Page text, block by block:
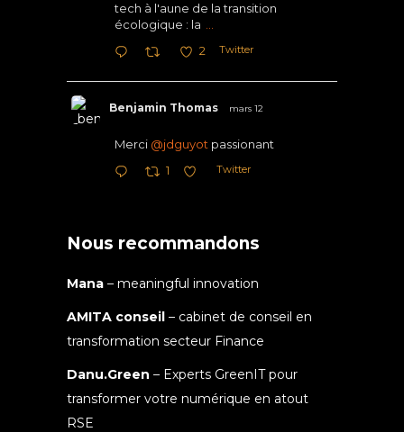
tech à l'aune de la transition
écologique : la
2 Twitter
Benjamin Thomas mars 12
Merci @jdguyot passionant
1 Twitter
Nous recommandons
Mana – meaningful innovation
AMITA conseil – cabinet de conseil en
transformation secteur Finance
Danu.Green – Experts GreenIT pour
transformer votre numérique en atout
RSE